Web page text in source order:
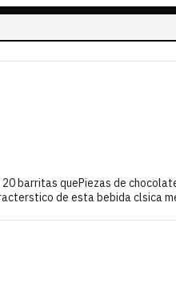
barritas quePiezas de
de esta bebida clsica